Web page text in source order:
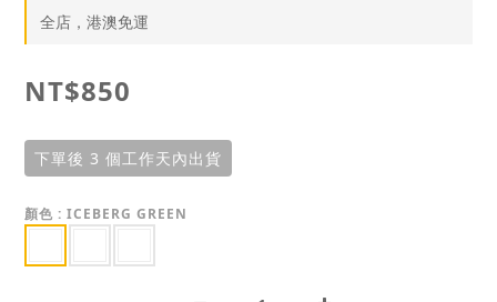
全店，港澳免運
NT$850
下單後 3 個工作天內出貨
顏色 : ICEBERG GREEN